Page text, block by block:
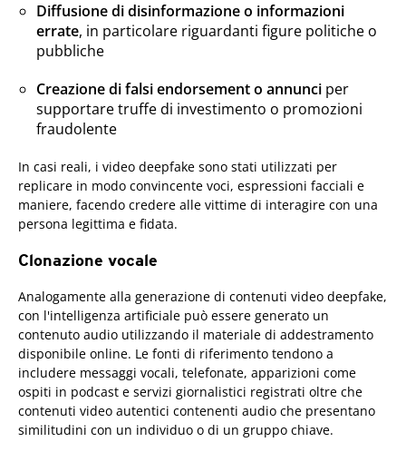
Diffusione di disinformazione o informazioni
errate, in particolare riguardanti figure politiche o
pubbliche
Creazione di falsi endorsement o annunci per
supportare truffe di investimento o promozioni
fraudolente
In casi reali, i video deepfake sono stati utilizzati per
replicare in modo convincente voci, espressioni facciali e
maniere, facendo credere alle vittime di interagire con una
persona legittima e fidata.
Clonazione vocale
Analogamente alla generazione di contenuti video deepfake,
con l'intelligenza artificiale può essere generato un
contenuto audio utilizzando il materiale di addestramento
disponibile online. Le fonti di riferimento tendono a
includere messaggi vocali, telefonate, apparizioni come
ospiti in podcast e servizi giornalistici registrati oltre che
contenuti video autentici contenenti audio che presentano
similitudini con un individuo o di un gruppo chiave.